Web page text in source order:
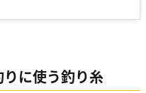
に使う釣り糸